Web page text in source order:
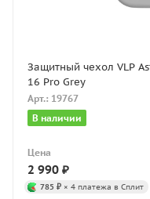
Защитный чехол VLP
16 Pro Grey
Арт.: 19767
В наличии
Цена
2 990 ₽
785 ₽ × 4 платежа в Сплит